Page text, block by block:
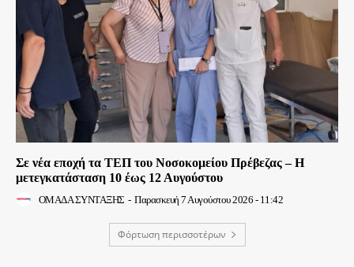
Σε νέα εποχή τα ΤΕΠ του Νοσοκομείου Πρέβεζας – Η
μετεγκατάσταση 10 έως 12 Αυγούστου
ΟΜΑΔΑ ΣΥΝΤΑΞΗΣ - Παρασκευή 7 Αυγούστου 2026 - 11:42
Φόρτωση περισσοτέρων